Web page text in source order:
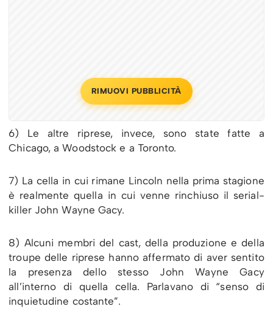
RIMUOVI PUBBLICITÀ
6) Le altre riprese, invece, sono state fatte a
Chicago, a Woodstock e a Toronto.
7) La cella in cui rimane Lincoln nella prima stagione
è realmente quella in cui venne rinchiuso il serial-
killer John Wayne Gacy.
8) Alcuni membri del cast, della produzione e della
troupe delle riprese hanno affermato di aver sentito
la presenza dello stesso John Wayne Gacy
all’interno di quella cella. Parlavano di “senso di
inquietudine costante”.